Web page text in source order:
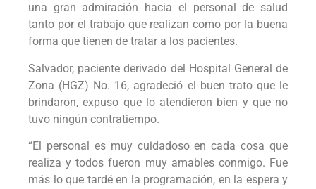
una gran admiración hacia el personal de salud
tanto por el trabajo que realizan como por la buena
forma que tienen de tratar a los pacientes.
Salvador, paciente derivado del Hospital General de
Zona (HGZ) No. 16, agradeció el buen trato que le
brindaron, expuso que lo atendieron bien y que no
tuvo ningún contratiempo.
“El personal es muy cuidadoso en cada cosa que
realiza y todos fueron muy amables conmigo. Fue
más lo que tardé en la programación, en la espera y